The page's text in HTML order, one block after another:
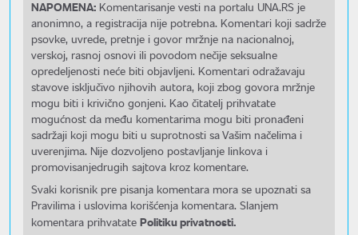
NAPOMENA: Komentarisanje vesti na portalu UNA.RS je
anonimno, a registracija nije potrebna. Komentari koji sadrže
psovke, uvrede, pretnje i govor mržnje na nacionalnoj,
verskoj, rasnoj osnovi ili povodom nečije seksualne
opredeljenosti neće biti objavljeni. Komentari odražavaju
stavove isključivo njihovih autora, koji zbog govora mržnje
mogu biti i krivično gonjeni. Kao čitatelj prihvatate
mogućnost da među komentarima mogu biti pronađeni
sadržaji koji mogu biti u suprotnosti sa Vašim načelima i
uverenjima. Nije dozvoljeno postavljanje linkova i
promovisanjedrugih sajtova kroz komentare.
Svaki korisnik pre pisanja komentara mora se upoznati sa
Pravilima i uslovima korišćenja komentara. Slanjem
komentara prihvatate Politiku privatnosti.